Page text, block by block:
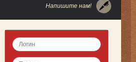
Напишите нам!